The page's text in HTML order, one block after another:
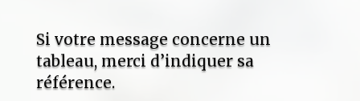
Si votre message concerne un
tableau, merci d’indiquer sa
référence.